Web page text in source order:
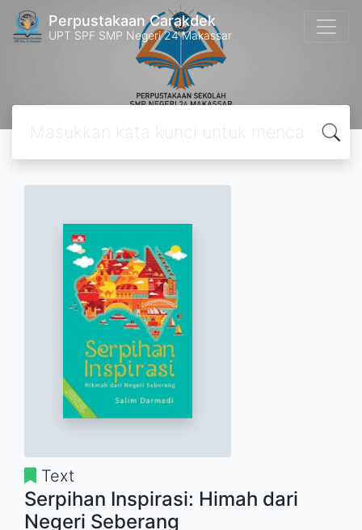
Perpustakaan Carakdek
UPT SPF SMP Negeri 24 Makassar
Text
Serpihan Inspirasi: Himah dari
Negeri Seberang